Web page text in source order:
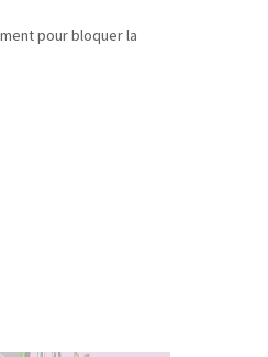
pour bloquer la